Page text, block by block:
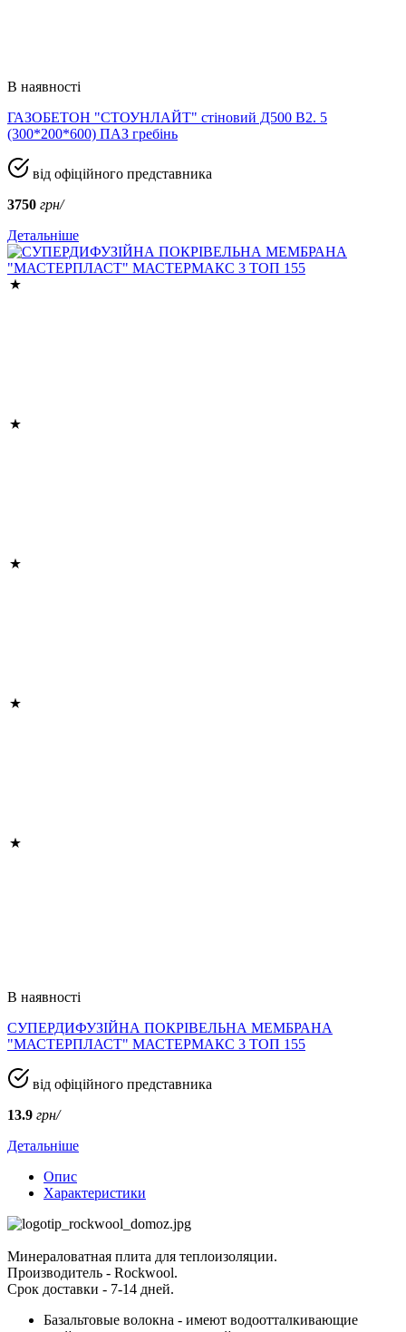
В наявності
ГАЗОБЕТОН "СТОУНЛАЙТ" стіновий Д500 В2. 5
(300*200*600) ПАЗ гребінь
від офіційного представника
3750 грн/
Детальніше
В наявності
СУПЕРДИФУЗІЙНА ПОКРІВЕЛЬНА МЕМБРАНА
"МАСТЕРПЛАСТ" МАСТЕРМАКС 3 ТОП 155
від офіційного представника
13.9 грн/
Детальніше
Опис
Характеристики
Минераловатная плита для теплоизоляции.
Производитель - Rockwool.
Срок доставки - 7-14 дней.
Базальтовые волокна - имеют водоотталкивающие